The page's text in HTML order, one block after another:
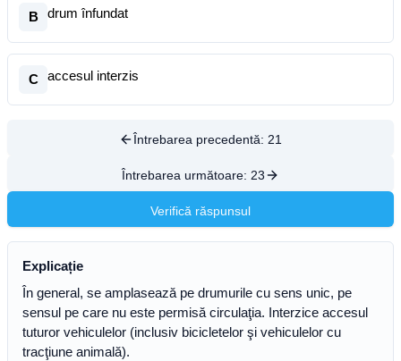
B drum înfundat
C accesul interzis
Întrebarea precedentă: 21
Întrebarea următoare: 23
Verifică răspunsul
Explicație
În general, se amplasează pe drumurile cu sens unic, pe
sensul pe care nu este permisă circulaţia. Interzice accesul
tuturor vehiculelor (inclusiv bicicletelor şi vehiculelor cu
tracţiune animală).